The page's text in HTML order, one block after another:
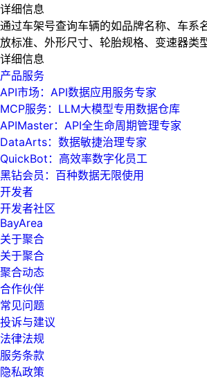
详细信息
通过车架号查询车辆的如品牌名称、车系
放标准、外形尺寸、轮胎规格、变速器类
详细信息
产品服务
API市场：API数据应用服务专家
MCP服务：LLM大模型专用数据仓库
APIMaster：API全生命周期管理专家
DataArts：数据敏捷治理专家
QuickBot：高效率数字化员工
黑钻会员：百种数据无限使用
开发者
开发者社区
BayArea
关于聚合
关于聚合
聚合动态
合作伙伴
常见问题
投诉与建议
法律法规
服务条款
隐私政策